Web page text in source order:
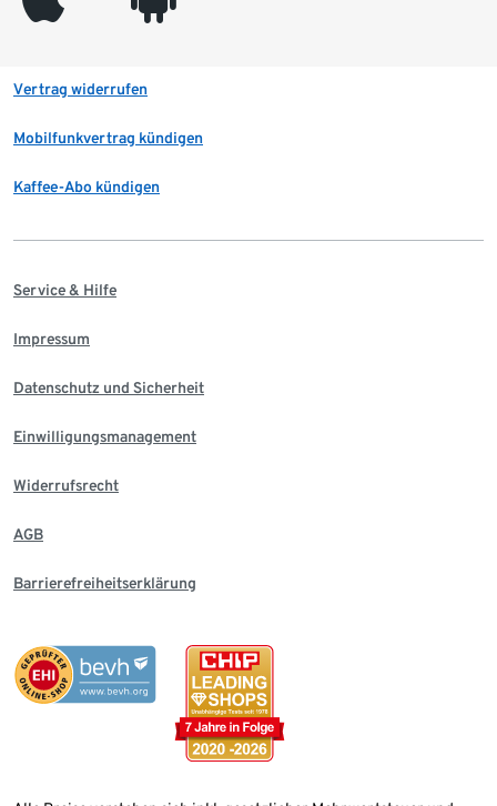
Vertrag widerrufen
Mobilfunkvertrag kündigen
Kaffee-Abo kündigen
Service & Hilfe
Impressum
Datenschutz und Sicherheit
Einwilligungsmanagement
Widerrufsrecht
AGB
Barrierefreiheitserklärung